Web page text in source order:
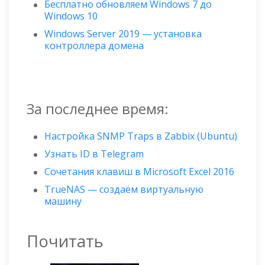
Бесплатно обновляем Windows 7 до
Windows 10
Windows Server 2019 — установка
контроллера домена
За последнее время:
Настройка SNMP Traps в Zabbix (Ubuntu)
Узнать ID в Telegram
Сочетания клавиш в Microsoft Excel 2016
TrueNAS — создаём виртуальную
машину
Почитать